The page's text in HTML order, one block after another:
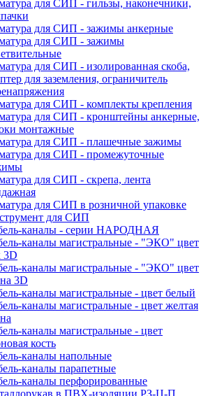
для СИП - гильзы, наконечники,
для СИП - зажимы анкерные
для СИП - зажимы
для СИП - изолированная скоба,
для заземления, ограничитель
для СИП - комплекты крепления
для СИП - кронштейны анкерные,
монтажные
для СИП - плашечные зажимы
для СИП - промежуточные
для СИП - скрепа, лента
для СИП в розничной упаковке
для СИП
каналы - серии НАРОДНАЯ
каналы магистральные - "ЭКО" цвет
3D
каналы магистральные - "ЭКО" цвет
3D
каналы магистральные - цвет белый
каналы магистральные - цвет желтая
каналы магистральные - цвет
кость
каналы напольные
каналы парапетные
каналы перфорированные
в ПВХ-изоляции РЗ-Ц-П